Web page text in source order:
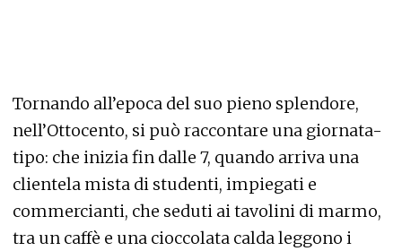
Tornando all’epoca del suo pieno splendore,
nell’Ottocento, si può raccontare una giornata-
tipo: che inizia fin dalle 7, quando arriva una
clientela mista di studenti, impiegati e
commercianti, che seduti ai tavolini di marmo,
tra un caffè e una cioccolata calda leggono i